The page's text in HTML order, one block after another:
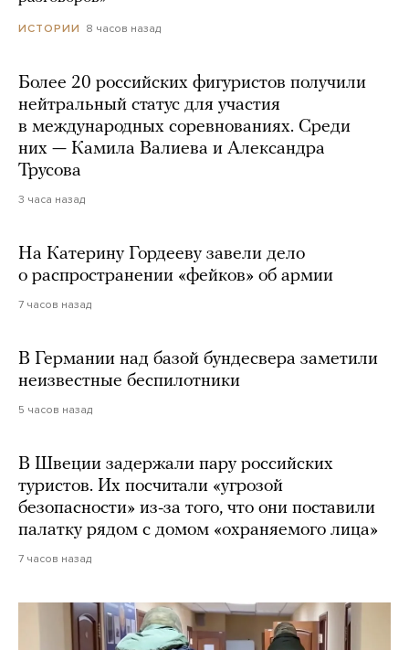
ИСТОРИИ 8 часов назад
Более 20 российских фигуристов получили
нейтральный статус для участия
в международных соревнованиях. Среди
них — Камила Валиева и Александра
Трусова
3 часа назад
На Катерину Гордееву завели дело
о распространении «фейков» об армии
7 часов назад
В Германии над базой бундесвера заметили
неизвестные беспилотники
5 часов назад
В Швеции задержали пару российских
туристов. Их посчитали «угрозой
безопасности» из-за того, что они поставили
палатку рядом с домом «охраняемого лица»
7 часов назад